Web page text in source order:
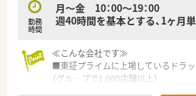
療養する期間、
一定の収入を保証しています。この
■労働組合があり、労働環境が守られ
社員が安心して長く働けるように、労
社です。
勤務
時間
月～金 10：00～19：00
週40時間を基本とする、1ヶ月
≪こんな会社です≫
■東証プライムに上場しているドラッ
（グル―プで1,000店舗以上）